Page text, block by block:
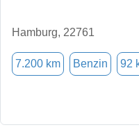
Hamburg, 22761
7.200 km Benzin 92